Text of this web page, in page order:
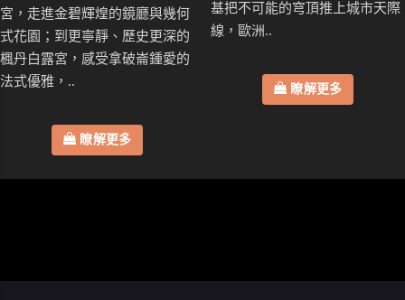
宮，走進金碧輝煌的鏡廳與幾何
式花園；到更寧靜、歷史更深的
楓丹白露宮，感受拿破崙鍾愛的
法式優雅，..
瞭解更多
基把不可能的穹頂推上城市天際
線，歐洲..
瞭解更多